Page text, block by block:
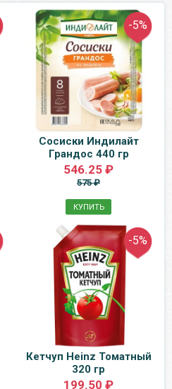
-5%
Сосиски Индилайт
Грандос 440 гр
546.25 ₽
575 ₽
КУПИТЬ
-5%
Кетчуп Heinz Томатный
320 гр
199.50 ₽